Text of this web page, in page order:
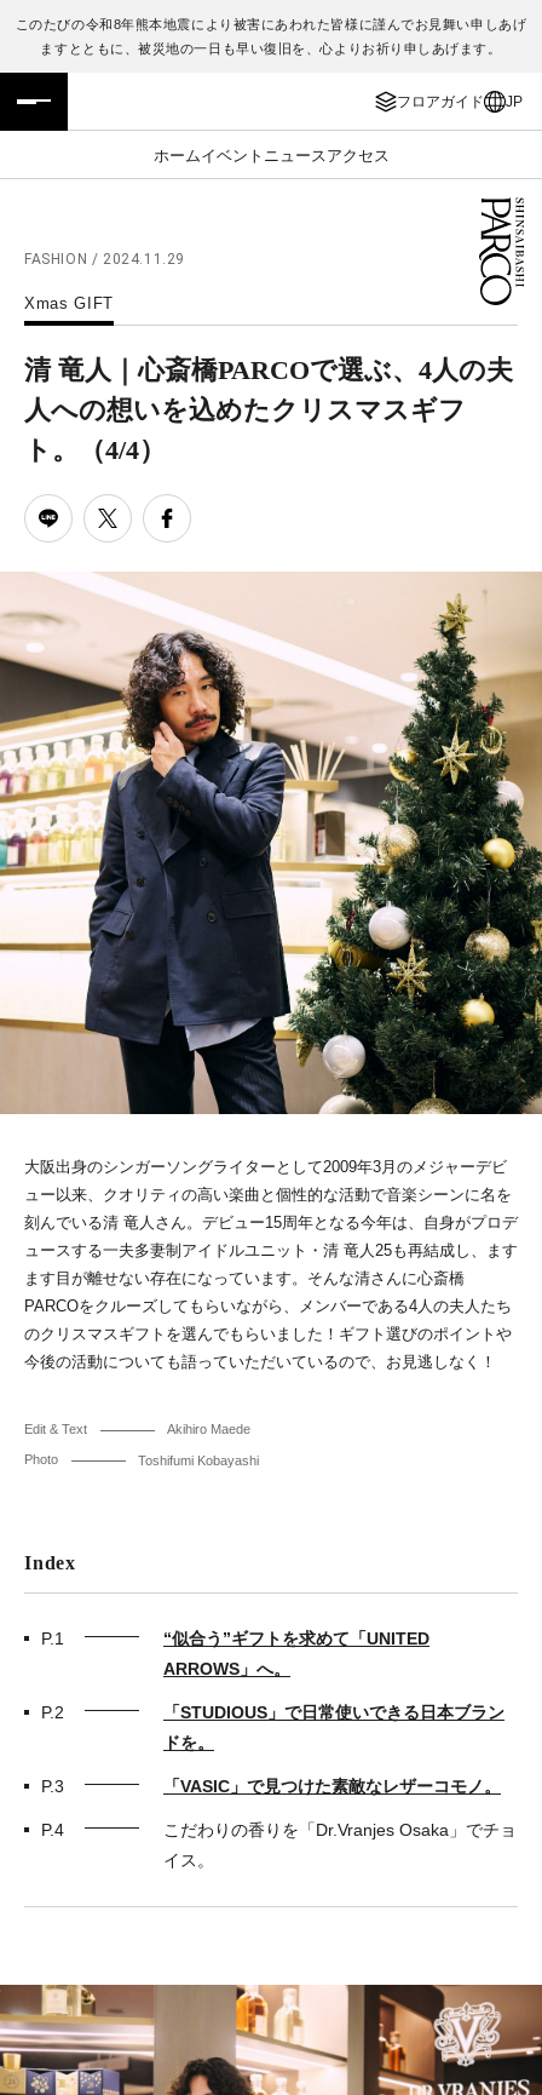
このたびの令和8年熊本地震により被害にあわれた皆様に謹んでお見舞い申しあげ
ますとともに、被災地の一日も早い復旧を、心よりお祈り申しあげます。
フロアガイド JP
ホームイベント ニュース アクセス
フロアガイド
施設案内・アクセス
レストラン・カフェ
TAX FREE
PARCOメンバーズ
JP
ENGLISH
繁体字
ภาษาไทย
日本語
FASHION / 2024.11.29
Xmas GIFT
清 竜人｜心斎橋PARCOで選ぶ、4人の夫
人への想いを込めたクリスマスギフ
ト。
（4/4）
大阪出身のシンガーソングライターとして2009年3月のメジャーデビ
ュー以来、クオリティの高い楽曲と個性的な活動で音楽シーンに名を
刻んでいる清 竜人さん。デビュー15周年となる今年は、自身がプロデ
ュースする一夫多妻制アイドルユニット・清 竜人25も再結成し、ます
ます目が離せない存在になっています。そんな清さんに心斎橋
PARCOをクルーズしてもらいながら、メンバーである4人の夫人たち
のクリスマスギフトを選んでもらいました！ギフト選びのポイントや
今後の活動についても語っていただいているので、お見逃しなく！
Edit & Text Akihiro Maede
Photo Toshifumi Kobayashi
Index
P.1
“似合う”ギフトを求めて「UNITED
ARROWS」へ。
P.2
「STUDIOUS」で日常使いできる日本ブラン
ドを。
P.3 「VASIC」で見つけた素敵なレザーコモノ。
P.4
こだわりの香りを「Dr.Vranjes Osaka」でチョ
イス。